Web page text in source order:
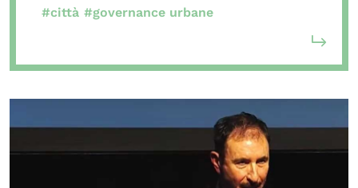
#città #governance urbane